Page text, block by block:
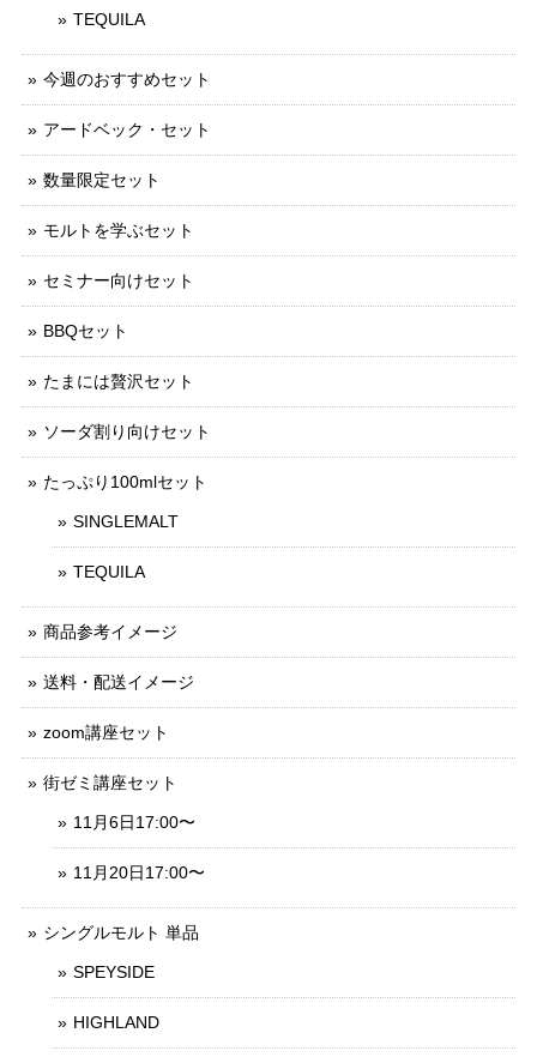
TEQUILA
今週のおすすめセット
アードベック・セット
数量限定セット
モルトを学ぶセット
セミナー向けセット
BBQセット
たまには贅沢セット
ソーダ割り向けセット
たっぷり100mlセット
SINGLEMALT
TEQUILA
商品参考イメージ
送料・配送イメージ
zoom講座セット
街ゼミ講座セット
11月6日17:00〜
11月20日17:00〜
シングルモルト 単品
SPEYSIDE
HIGHLAND